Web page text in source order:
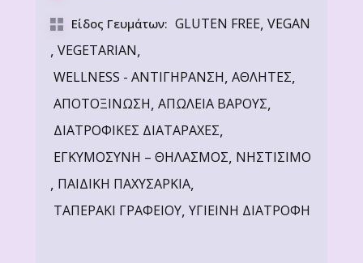
Είδος Γευμάτων: GLUTEN FREE, VEGAN
, VEGETARIAN,
WELLNESS - ΑΝΤΙΓΗΡΑΝΣΗ, ΑΘΛΗΤΕΣ,
ΑΠΟΤΟΞΙΝΩΣΗ, ΑΠΩΛΕΙΑ ΒΑΡΟΥΣ,
ΔΙΑΤΡΟΦΙΚΕΣ ΔΙΑΤΑΡΑΧΕΣ,
ΕΓΚΥΜΟΣΥΝΗ – ΘΗΛΑΣΜΟΣ, ΝΗΣΤΙΣΙΜΟ
, ΠΑΙΔΙΚΗ ΠΑΧΥΣΑΡΚΙΑ,
ΤΑΠΕΡΑΚΙ ΓΡΑΦΕΙΟΥ, ΥΓΙΕΙΝΗ ΔΙΑΤΡΟΦΗ